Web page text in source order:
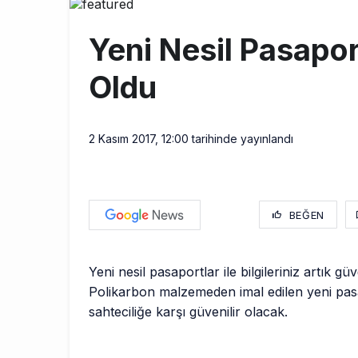
12:00 Fly
Yeni Nesil
Oldu
2 Kasım 2017, 12:00 tarihinde yayınlandı
BEĞEN
Yeni nesil pasaportlar ile bilgileriniz artık
Polikarbon malzemeden imal edilen yeni
sahteciliğe karşı güvenilir olacak.